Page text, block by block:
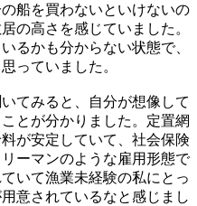
船を買わないといけないの
の高さを感じていました。
るかも分からない状態で、
っていました。
てみると、自分が想像して
とが分かりました。定置網
が安定していて、社会保険
ーマンのような雇用形態で
いて漁業未経験の私にとっ
意されているなと感じまし